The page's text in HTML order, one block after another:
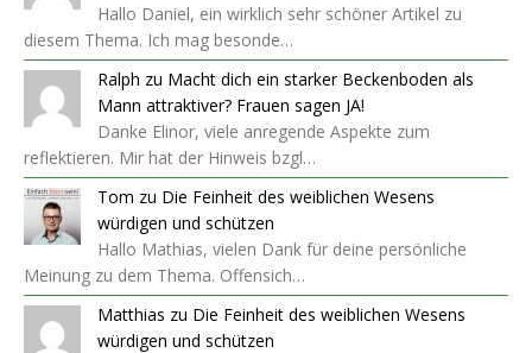
Hallo Daniel, ein wirklich sehr schöner Artikel zu
diesem Thema. Ich mag besonde…
Ralph zu Macht dich ein starker Beckenboden als
Mann attraktiver? Frauen sagen JA!
Danke Elinor, viele anregende Aspekte zum
reflektieren. Mir hat der Hinweis bzgl…
Tom zu Die Feinheit des weiblichen Wesens
würdigen und schützen
Hallo Mathias, vielen Dank für deine persönliche
Meinung zu dem Thema. Offensich…
Matthias zu Die Feinheit des weiblichen Wesens
würdigen und schützen